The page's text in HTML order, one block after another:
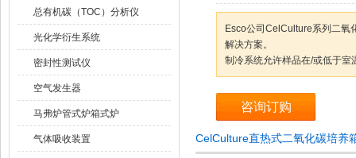
总有机碳（TOC）分析仪
光化学衍生系统
密封性测试仪
空气发生器
马弗炉管式炉箱式炉
气体吸收装置
Esco公司CelCulture系列二氧
解决方案。
制冷系统允许样品在/或低于室
咨询订购
CelCulture直热式二氧化碳培养